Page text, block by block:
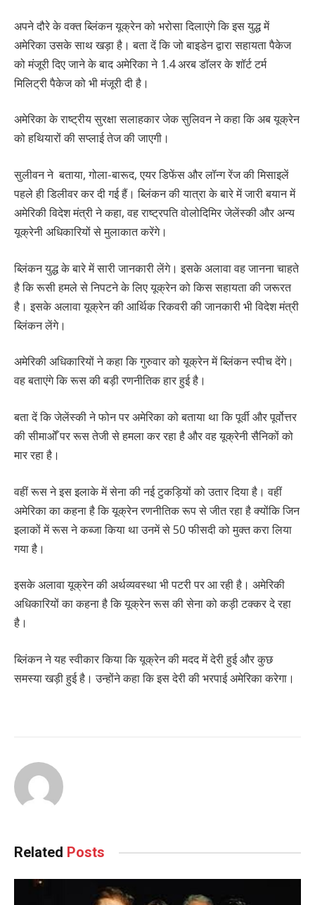
अपने दौरे के वक्त ब्लिंकन यूक्रेन को भरोसा दिलाएंगे कि इस युद्ध में
अमेरिका उसके साथ खड़ा है। बता दें कि जो बाइडेन द्वारा सहायता पैकेज
को मंजूरी दिए जाने के बाद अमेरिका ने 1.4 अरब डॉलर के शॉर्ट टर्म
मिलिट्री पैकेज को भी मंजूरी दी है।
अमेरिका के राष्ट्रीय सुरक्षा सलाहकार जेक सुलिवन ने कहा कि अब यूक्रेन
को हथियारों की सप्लाई तेज की जाएगी।
सुलीवन ने बताया, गोला-बारूद, एयर डिफेंस और लॉन्ग रेंज की मिसाइलें
पहले ही डिलीवर कर दी गई हैं। ब्लिंकन की यात्रा के बारे में जारी बयान में
अमेरिकी विदेश मंत्री ने कहा, वह राष्ट्रपति वोलोदिमिर जेलेंस्की और अन्य
यूक्रेनी अधिकारियों से मुलाकात करेंगे।
ब्लिंकन युद्ध के बारे में सारी जानकारी लेंगे। इसके अलावा वह जानना चाहते
है कि रूसी हमले से निपटने के लिए यूक्रेन को किस सहायता की जरूरत
है। इसके अलावा यूक्रेन की आर्थिक रिकवरी की जानकारी भी विदेश मंत्री
ब्लिंकन लेंगे।
अमेरिकी अधिकारियों ने कहा कि गुरुवार को यूक्रेन में ब्लिंकन स्पीच देंगे।
वह बताएंगे कि रूस की बड़ी रणनीतिक हार हुई है।
बता दें कि जेलेंस्की ने फोन पर अमेरिका को बताया था कि पूर्वी और पूर्वोत्तर
की सीमाओँ पर रूस तेजी से हमला कर रहा है और वह यूक्रेनी सैनिकों को
मार रहा है।
वहीं रूस ने इस इलाके में सेना की नई टुकड़ियों को उतार दिया है। वहीं
अमेरिका का कहना है कि यूक्रेन रणनीतिक रूप से जीत रहा है क्योंकि जिन
इलाकों में रूस ने कब्जा किया था उनमें से 50 फीसदी को मुक्त करा लिया
गया है।
इसके अलावा यूक्रेन की अर्थव्यवस्था भी पटरी पर आ रही है। अमेरिकी
अधिकारियों का कहना है कि यूक्रेन रूस की सेना को कड़ी टक्कर दे रहा
है।
ब्लिंकन ने यह स्वीकार किया कि यूक्रेन की मदद में देरी हुई और कुछ
समस्या खड़ी हुई है। उन्होंने कहा कि इस देरी की भरपाई अमेरिका करेगा।
Related Posts